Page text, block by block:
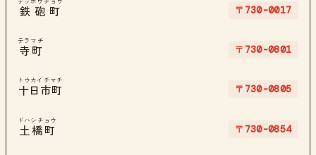
鉄砲町 〒730-0017
寺町
テラマチ
〒730-0801
十日市町
トウカイチマチ
〒730-0805
土橋町
ドハシチョウ
〒730-0854